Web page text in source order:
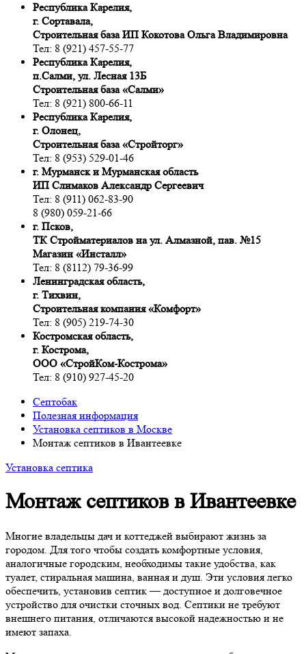
Республика Карелия,
г. Сортавала,
Строительная база ИП Кокотова Ольга Владимировна
Тел: 8 (921) 457-55-77
Республика Карелия,
п.Салми, ул. Лесная 13Б
Строительная база «Салми»
Тел: 8 (921) 800-66-11
Республика Карелия,
г. Олонец,
Строительная база «Стройторг»
Тел: 8 (953) 529-01-46
г. Мурманск и Мурманская область
ИП Слимаков Александр Сергеевич
Тел: 8 (911) 062-83-90
8 (980) 059-21-66
г. Псков,
ТК Стройматериалов на ул. Алмазной, пав. №15
Магазин «Инсталл»
Тел: 8 (8112) 79-36-99
Ленинградская область,
г. Тихвин,
Строительная компания «Комфорт»
Тел: 8 (905) 219-74-30
Костромская область,
г. Кострома,
ООО «СтройКом-Кострома»
Тел: 8 (910) 927-45-20
Септобак
Полезная информация
Установка септиков в Москве
Монтаж септиков в Ивантеевке
Установка септика
Монтаж септиков в Ивантеевке
Многие владельцы дач и коттеджей выбирают жизнь за
городом. Для того чтобы создать комфортные условия,
аналогичные городским, необходимы такие удобства, как
туалет, стиральная машина, ванная и душ. Эти условия легко
обеспечить, установив септик — доступное и долговечное
устройство для очистки сточных вод. Септики не требуют
внешнего питания, отличаются высокой надежностью и не
имеют запаха.